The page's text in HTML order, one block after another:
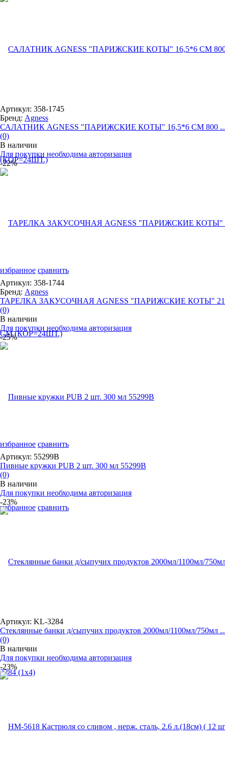
избранное сравнить
Артикул: 358-1745
Бренд: Agness
САЛАТНИК AGNESS "ПАРИЖСКИЕ КОТЫ" 16,5*6 СМ 800
(0)
В наличии
Для покупки необходима авторизация
-22%
избранное сравнить
Артикул: 358-1744
Бренд: Agness
ТАРЕЛКА ЗАКУСОЧНАЯ AGNESS "ПАРИЖСКИЕ КОТЫ"
(0)
В наличии
Для покупки необходима авторизация
-25%
избранное сравнить
Артикул: 55299B
Пивные кружки PUB 2 шт. 300 мл 55299B
(0)
В наличии
Для покупки необходима авторизация
-23%
Артикул: KL-3284
Cтеклянные банки д/сыпучих продуктов 2000мл/1100мл/750мл
(0)
В наличии
Для покупки необходима авторизация
-23%